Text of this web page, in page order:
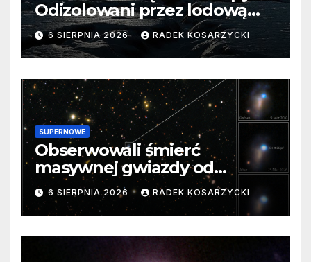
Odizolowani przez lodową
barierę
6 SIERPNIA 2026 RADEK KOSARZYCKI
SUPERNOWE
Obserwowali śmierć
masywnej gwiazdy od
samego początku. Niezwykle
cenne dane
6 SIERPNIA 2026 RADEK KOSARZYCKI